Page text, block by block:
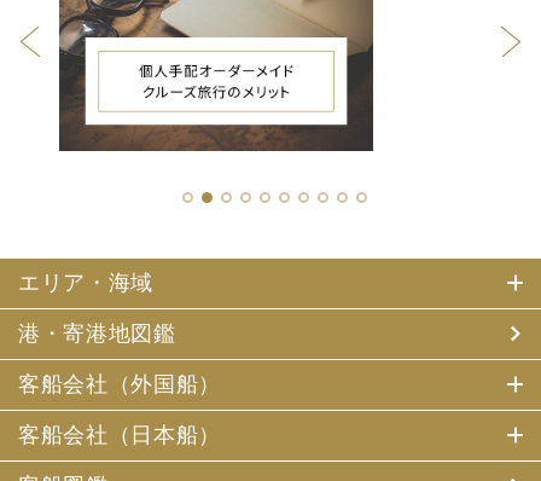
1 2 3 4 5 6 7 8 9 10
エリア・海域
港・寄港地図鑑
客船会社（外国船）
客船会社（日本船）